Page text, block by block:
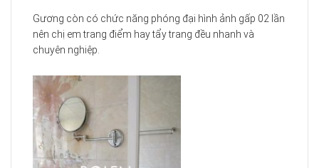
Gương còn có chức năng phóng đại hình ảnh gấp 02 lần
nên chị em trang điểm hay tẩy trang đều nhanh và
chuyên nghiệp.